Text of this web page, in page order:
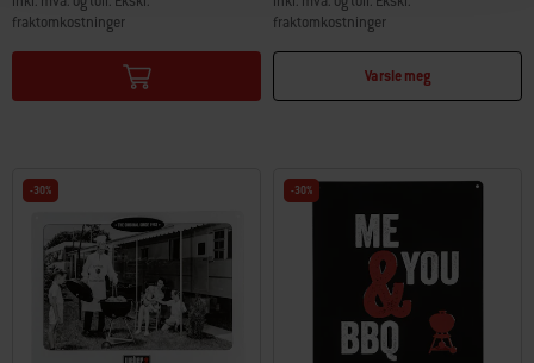
fraktomkostninger
Color Options
fraktomkostninger
Color Options
Varsle meg
-30% -30%